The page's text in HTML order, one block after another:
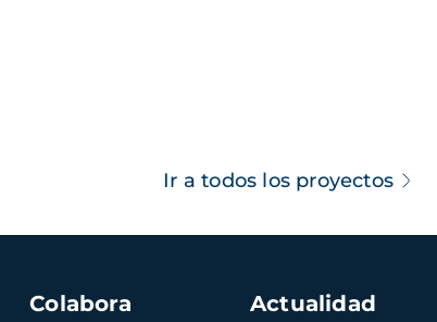
Ir a todos los proyectos
Colabora Actualidad